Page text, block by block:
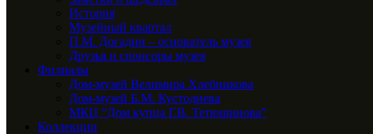
История
Музейный квартал
П.М. Догадин – основатель музея
Друзья и спонсоры музея
Филиалы
Дом-музей Велимира Хлебникова
Дом-музей Б.М. Кустодиева
МКЦ “Дом купца Г.В. Тетюшинова”
Коллекции